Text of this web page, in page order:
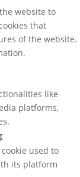
website to
that
of the website.
like
platforms,
used to
its platform